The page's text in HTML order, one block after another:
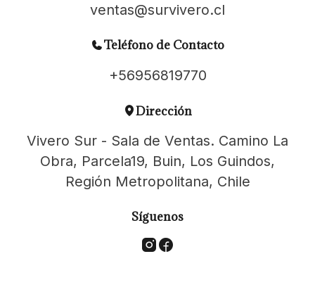
ventas@survivero.cl
Teléfono de Contacto
+56956819770
Dirección
Vivero Sur - Sala de Ventas. Camino La
Obra, Parcela19, Buin, Los Guindos,
Región Metropolitana, Chile
Síguenos